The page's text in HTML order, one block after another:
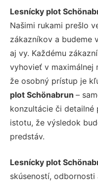
Lesnícky plot
Našimi rukami prešlo
zákazníkov a budeme
aj vy. Každému
vyhovieť v maximálnej
že osobný prístup je
plot Schönabrun –
konzultácie či detailné
istotu, že výsledok
predstáv.
Lesnícky plot
skúseností,